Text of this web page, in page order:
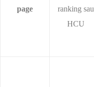
page
ranking sau
HCU